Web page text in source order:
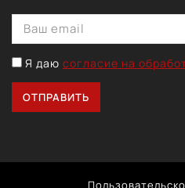
Я даю согласие на